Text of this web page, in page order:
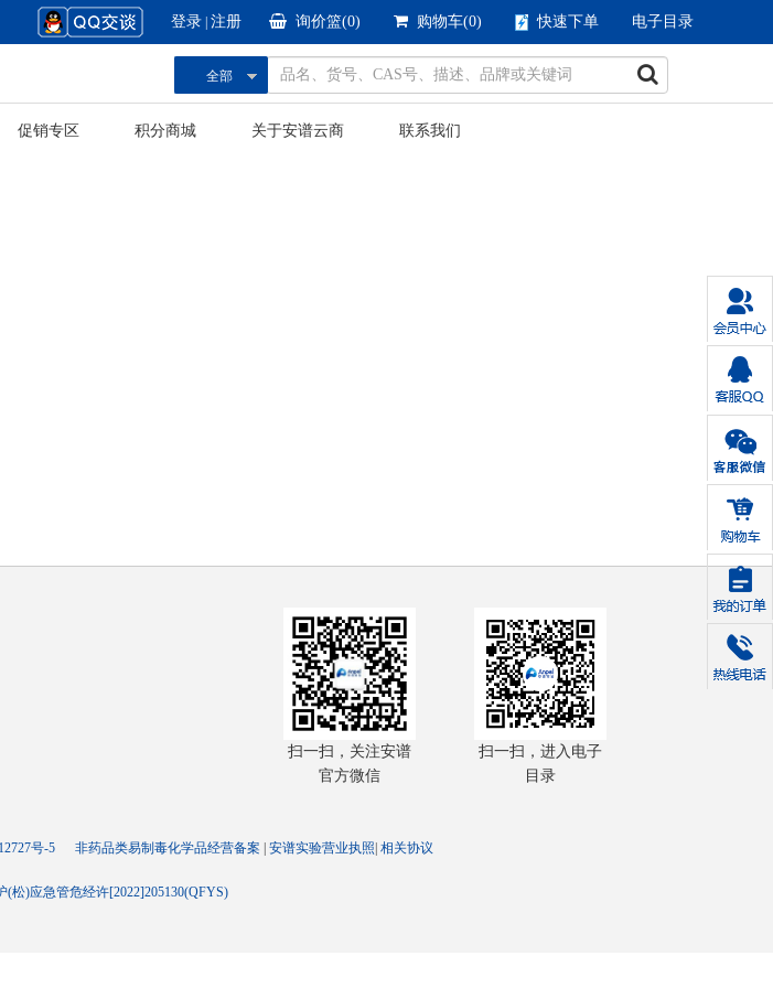
登录 注册 询价篮(0) 购物车(0) 快速下单 电子目录
全部
促销专区 积分商城 关于安谱云商 联系我们
扫一扫，关注安谱
官方微信
扫一扫，进入电子
目录
号-5 非药品类易制毒化学品经营备案 安谱实验营业执照 相关协议
(松)应急管危经许[2022]205130(QFYS)